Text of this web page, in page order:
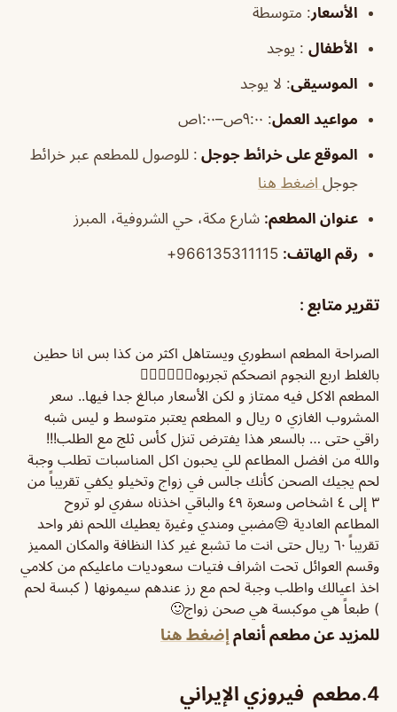
الأسعار: متوسطة
الأطفال : يوجد
الموسيقى: لا يوجد
مواعيد العمل: ٩:٠٠ص–١:٠٠ص
الموقع على خرائط جوجل : للوصول للمطعم عبر خرائط
جوجل اضغط هنا
عنوان المطعم: شارع مكة، حي الشروفية، المبرز
رقم الهاتف:
تقرير متابع :
الصراحة المطعم اسطوري ويستاهل اكثر من كذا بس انا حطين
بالغلط اربع النجوم انصحكم تجربوه👍🏻👍🏻👍🏻
المطعم الاكل فيه ممتاز و لكن الأسعار مبالغ جدا فيها.. سعر
المشروب الغازي ٥ ريال و المطعم يعتبر متوسط و ليس شبه
راقي حتى … بالسعر هذا يفترض تنزل كأس ثلج مع الطلب!!!
والله من افضل المطاعم للي يحبون اكل المناسبات تطلب وجبة
لحم يجيك الصحن كأنك جالس في زواج وتخيلو يكفي تقريباً من
٣ إلى ٤ اشخاص وسعرة ٤٩ والباقي اخذناه سفري لو تروح
المطاعم العادية 😒مضبي ومندي وغيرة يعطيك اللحم نفر واحد
تقريباً ٦٠ ريال حتى انت ما تشبع غير كذا النظافة والمكان المميز
وقسم العوائل تحت اشراف فتيات سعوديات ماعليكم من كلامي
اخذ اعيالك واطلب وجبة لحم مع رز عندهم سيمونها ( كبسة لحم
) طبعاً هي موكبسة هي صحن زواج🙂
للمزيد عن مطعم أنعام إضغط هنا
4.مطعم فيروزي الإيراني